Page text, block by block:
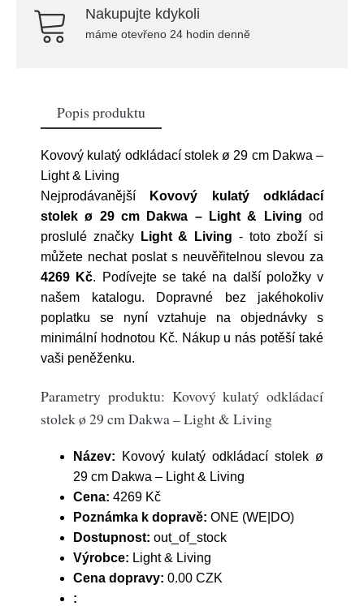
Nakupujte kdykoli
máme otevřeno 24 hodin denně
Popis produktu
Kovový kulatý odkládací stolek ø 29 cm Dakwa –
Light & Living
Nejprodávanější
Kovový kulatý odkládací
stolek ø 29 cm Dakwa – Light & Living od
proslulé značky
Light & Living - toto zboží si
můžete nechat poslat s neuvěřitelnou slevou za
4269 Kč. Podívejte se také na další položky v
našem katalogu. Dopravné bez jakéhokoliv
poplatku se nyní vztahuje na objednávky s
minimální hodnotou Kč. Nákup u nás potěší také
vaši peněženku.
Parametry produktu: Kovový kulatý odkládací
stolek ø 29 cm Dakwa – Light & Living
Název: Kovový kulatý odkládací stolek ø
29 cm Dakwa – Light & Living
Cena: 4269 Kč
Poznámka k dopravě: ONE (WE|DO)
Dostupnost: out_of_stock
Výrobce: Light & Living
Cena dopravy: 0.00 CZK
: